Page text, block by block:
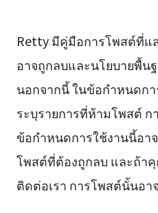
Retty มีคู่มือการโพสต์ที่แ
อาจถูกลบและนโยบายพื้น
นอกจากนี้ ในข้อกำหนดก
ระบุรายการที่ห้ามโพสต์
ข้อกำหนดการใช้งานนี้อา
โพสต์ที่ต้องถูกลบ และถ้า
ติดต่อเรา การโพสต์นั้นอา